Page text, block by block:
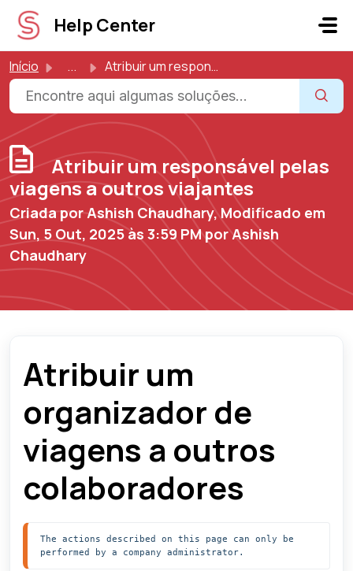
Avançar para o conteúdo principal
Help Center
Início ... Atribuir um responsável pelas viagens a outros viajantes
Atribuir um responsável pelas
viagens a outros viajantes
Criada por Ashish Chaudhary, Modificado em
Sun, 5 Out, 2025 às 3:59 PM por Ashish
Chaudhary
Atribuir um
organizador de
viagens a outros
colaboradores
The actions described on this page can only be
performed by a company administrator.